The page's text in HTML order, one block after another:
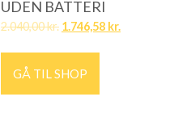
UDEN BATTERI
2.040,00kr. 1.746,58 kr.
GÅ TIL SHOP